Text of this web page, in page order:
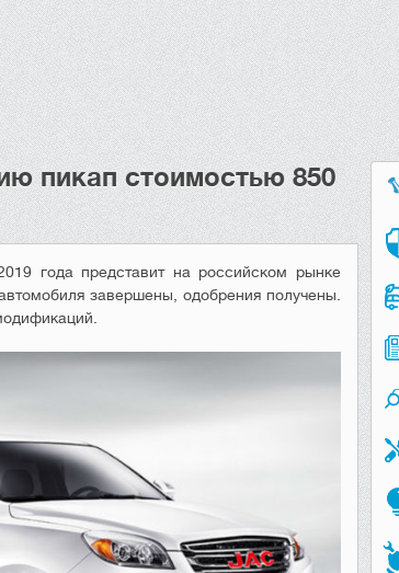
пикап стоимостью 850
года представит на российском рынке
завершены, одобрения получены.